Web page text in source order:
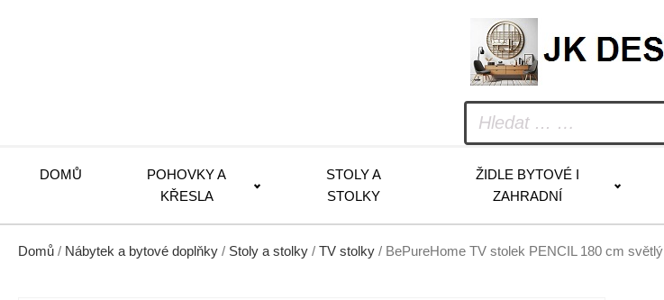
DOMŮ
POHOVKY A
KŘESLA
STOLY A
STOLKY
ŽIDLE BYTOVÉ I
ZAHRADNÍ
Domů / Nábytek a bytové doplňky / Stoly a stolky / TV stolky / BePureHome TV stolek PENCIL 180 cm světlý